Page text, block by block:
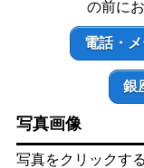
の前に
電話・
銀
写真画像
写真をクリックす